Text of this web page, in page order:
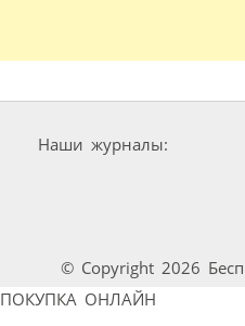
Наши журналы:
© Copyright 2026
ПОКУПКА ОНЛАЙН